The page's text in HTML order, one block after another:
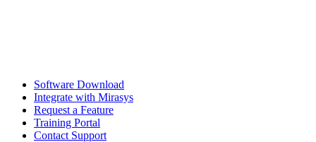
Software Download
Integrate with Mirasys
Request a Feature
Training Portal
Contact Support